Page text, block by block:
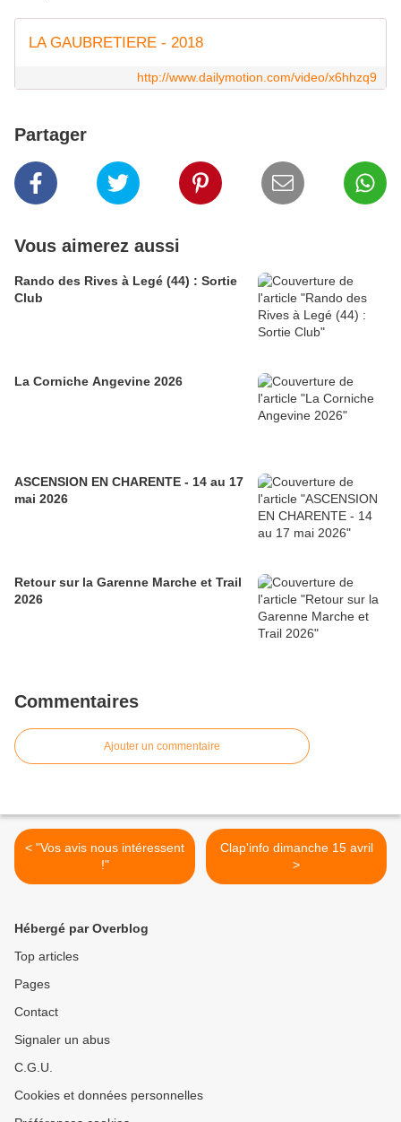
LA GAUBRETIERE - 2018
http://www.dailymotion.com/video/x6hhzq9
Partager
Vous aimerez aussi
Rando des Rives à Legé (44) : Sortie
Club
La Corniche Angevine 2026
ASCENSION EN CHARENTE - 14 au 17
mai 2026
Retour sur la Garenne Marche et Trail
2026
Commentaires
Ajouter un commentaire
< "Vos avis nous intéressent
!"
Clap'info dimanche 15 avril
>
Hébergé par Overblog
Top articles
Pages
Contact
Signaler un abus
C.G.U.
Cookies et données personnelles